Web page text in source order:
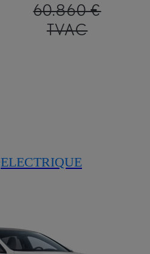
60.860 €
TVAC
ELECTRIQUE